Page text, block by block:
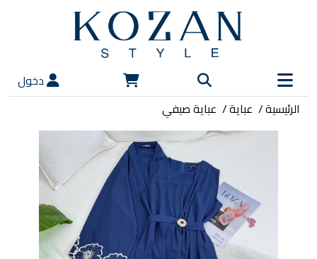
دخول
الرئيسية
عباية عباية صيفي